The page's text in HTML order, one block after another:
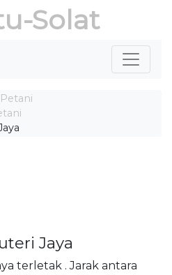
Solat
Jaya
terletak . Jarak antara